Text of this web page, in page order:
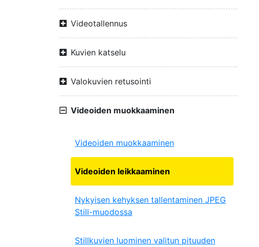
Videotallennus
Kuvien katselu
Valokuvien retusointi
Videoiden muokkaaminen
Videoiden muokkaaminen
Videoiden leikkaaminen
Nykyisen kehyksen tallentaminen JPEG
Still-muodossa
Stillkuvien luominen valitun pituuden